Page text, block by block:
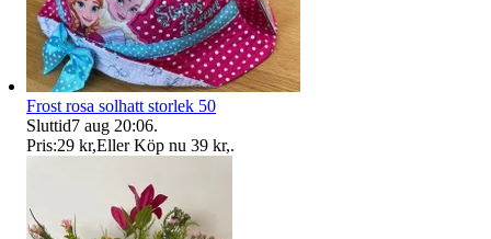
Frost rosa solhatt storlek 50
Sluttid7 aug 20:06.
Pris:29 kr,Eller Köp nu 39 kr,.